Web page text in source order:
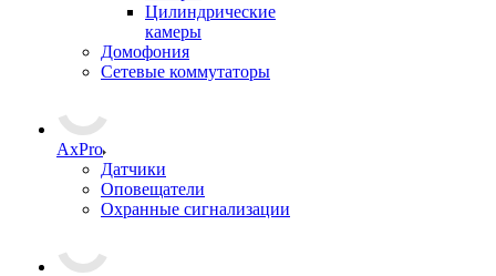
Цилиндрические
камеры
Домофония
Сетевые коммутаторы
AxPro
Датчики
Оповещатели
Охранные сигнализации